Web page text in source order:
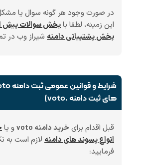
در صورت وجود هر گونه سوال یا
این زمینه، لطفا بابخش سوالات پیش
بخش پشتیبانی دامنه شیراز وب در
های ثبت دامنه .voto)
قبل اقدام برای خرید دامنه voto و یا
انواع پسوند های دامنه لازم است به
فرمایید: